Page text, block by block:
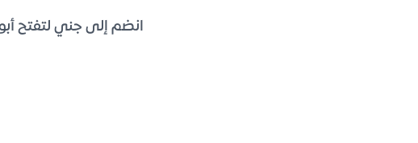
انضم إلى جني لتفتح